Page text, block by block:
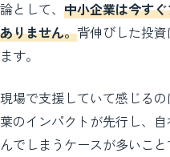
論として、 中小企業は今す
ありません。背伸びした投
ます。
現場で支援していて感じる
葉のインパクトが先行し、
んでしまうケースが多いこ